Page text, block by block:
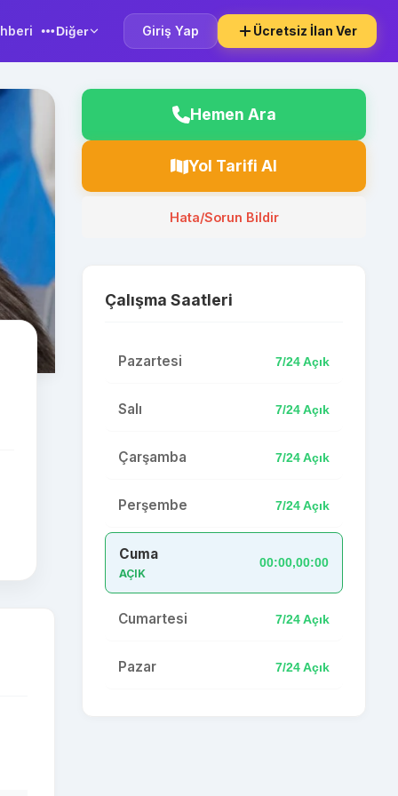
Diğer Giriş Yap Ücretsiz İlan Ver
Hemen Ara
Yol Tarifi Al
Hata/Sorun Bildir
Çalışma Saatleri
Pazartesi 7/24 Açık
Salı 7/24 Açık
Çarşamba 7/24 Açık
Perşembe 7/24 Açık
Cuma
AÇIK
00:00,00:00
Cumartesi 7/24 Açık
Pazar 7/24 Açık